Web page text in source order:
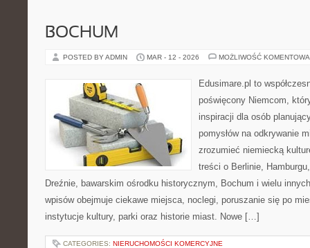
BOCHUM
POSTED BY ADMIN MAR - 12 - 2026 MOŻLIWOŚĆ
Edusimare.pl to
poświęcony Niemcom,
inspiracji dla osób
pomysłów na odkrywanie
zrozumieć niemiecką
treści o Berlinie,
Dreźnie, bawarskim ośrodku historycznym, Bochum i wielu
wpisów obejmuje ciekawe miejsca, noclegi, poruszanie się po
instytucje kultury, parki oraz historie miast. Nowe […]
CATEGORIES: NIERUCHOMOŚCI KOMERCYJNE